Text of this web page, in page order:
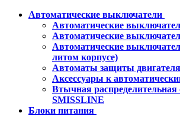
Автоматические выключатели
Автоматические
Автоматические
Автоматические
литом корпусе)
Автоматы защиты двигателя
Аксессуары к
Втычная распределительная
SMISSLINE
Блоки питания